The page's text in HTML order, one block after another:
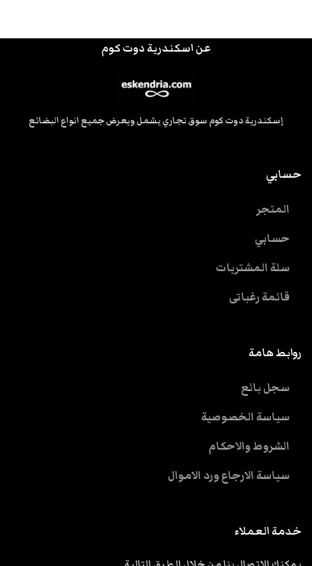
عن اسكندرية دوت كوم
إسكندرية دوت كوم سوق تجاري يشمل ويعرض جميع انواع البضائع
حسابي
المتجر
حسابي
سلة المشتريات
قائمة رغباتى
روابط هامة
سجل بائع
سياسة الخصوصية
الشروط والاحكام
سياسة الارجاع ورد الاموال
خدمة العملاء